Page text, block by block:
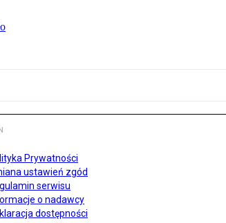
Prywatności
ustawień zgód
serwisu
o nadawcy
dostępności